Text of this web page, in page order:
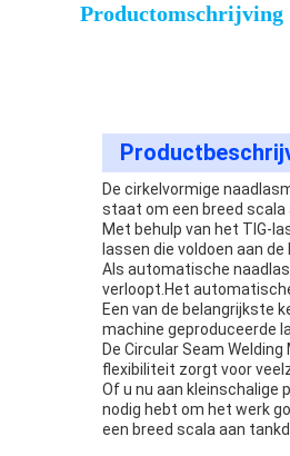
Productomschrijving
De cirkelvormige
staat om een breed scala
Met behulp van het TIG-
lassen die voldoen aan
Als automatische
verloopt.Het
Een van de belangrijkste
machine geproduceerde
De Circular Seam
flexibiliteit zorgt voor
Of u nu aan kleinschalige
nodig hebt om het werk
een breed scala aan